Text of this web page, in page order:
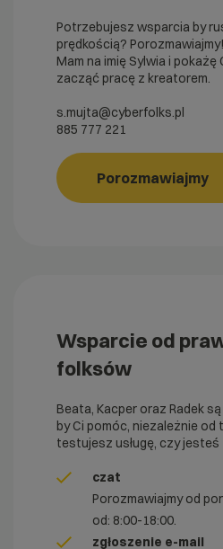
Potrzebujesz wsparcia by
prędkością? Porozmawiajmy!
Mam na imię Sylwia i pokażę
zacząć pracę z kreatorem.
s.mujta@cyberfolks.pl
885 777 221
Porozmawiajmy
Wsparcie od
folksów
Beata, Kacper oraz Radek
by Ci pomóc, niezależnie od
testujesz usługę, czy jesteś
czat
Porozmawiajmy od
od: 8:00-18:00.
zgłoszenie e-mail